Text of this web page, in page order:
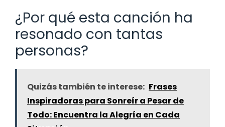
¿Por qué esta canción ha
resonado con tantas
personas?
Quizás también te interese: Frases
Inspiradoras para Sonreír a Pesar de
Todo: Encuentra la Alegría en Cada